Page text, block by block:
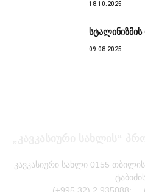
18.10.2025
სტალინიზმის
09.08.2025
კავკასიური სახლი 0155